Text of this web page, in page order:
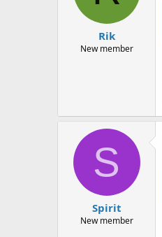
Rik
New member
S
Spirit
New member